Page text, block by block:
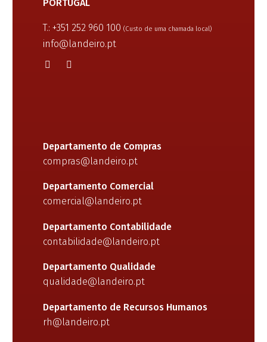
PORTUGAL
T.: +351 252 960 100 (Custo de uma chamada local)
info@landeiro.pt
Departamento de Compras
compras@landeiro.pt
Departamento Comercial
comercial@landeiro.pt
Departamento Contabilidade
contabilidade@landeiro.pt
Departamento Qualidade
qualidade@landeiro.pt
Departamento de Recursos Humanos
rh@landeiro.pt